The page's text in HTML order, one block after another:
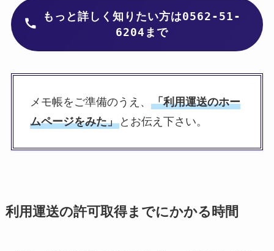
もっと詳しく知りたい方は0562-51-
6204まで
メモ帳をご準備のうえ、 「利用運送のホー
ムページをみた」とお伝え下さい。
利用運送の許可取得までにかかる時間